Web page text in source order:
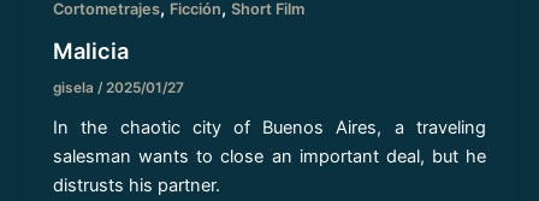
Cortometrajes, Ficción,Short Film
Malicia
gisela/2025/01/27
In the chaotic city of Buenos Aires, a traveling
salesman wants to close an important deal, but he
distrusts his partner.